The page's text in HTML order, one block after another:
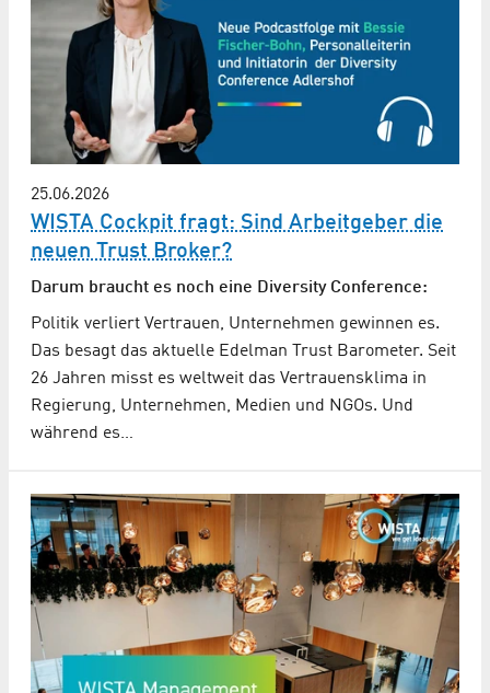
25.06.2026
WISTA Cockpit fragt: Sind Arbeitgeber die
neuen Trust Broker?
Darum braucht es noch eine Diversity Conference:
Politik verliert Vertrauen, Unternehmen gewinnen es.
Das besagt das aktuelle Edelman Trust Barometer. Seit
26 Jahren misst es weltweit das Vertrauensklima in
Regierung, Unternehmen, Medien und NGOs. Und
während es…